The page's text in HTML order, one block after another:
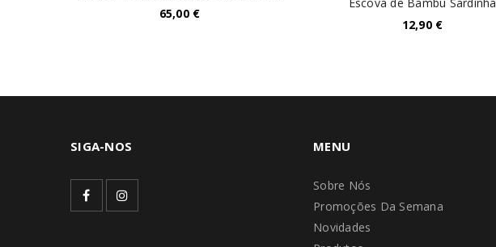
65,00 €
12,90 €
SIGA-NOS MENU
Sobre Nós
Promoções Da Semana
Novidades